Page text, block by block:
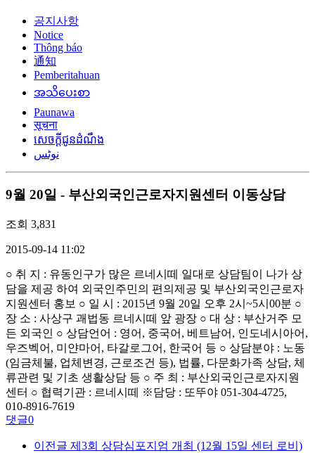
공지사항
Notice
Thông báo
通知
Pemberitahuan
အသိပေးစာ
Paunawa
सूचना
សេចក្តីជូនដំណឹង
نوٹس
9월 20일 - 부산외국인근로자지원센터 이동상담
조회 3,831
2015-09-14 11:02
○ 취 지 : 유동인구가 많은 르네시떼 일대로 상담팀이 나가 상
담을 제공 하여 외국인주민의 편의제공 및 부산외국인근로자
지원센터 홍보 ○ 일 시 : 2015년 9월 20일 오후 2시 ~5시 00분 ○
장 소 : 사상구 괘법동 르네시떼 앞 광장 ○ 대 상 : 부산거주 모
든 외국인 ○ 상담언어 : 영어 , 중국어 , 베트남어 , 인도네시아어 ,
우즈벡어 , 미얀마어 , 타갈로그어 , 한국어 등 ○ 상담분야 : 노동
(임금체불, 업체변경, 근로조건 등), 법률, 다문화가족 상담, 체
류관련 및 기초 생활상담 등 ○ 주 최 : 부산외국인근로자지원
센터 ○ 협력기관 : 르네시떼 ※담당 : 또뚜야 051-304-4725,
010-8916-7619
댓글0
이전글 제3회 상담심포지엄 개최 (12월 15일 센터 로비)